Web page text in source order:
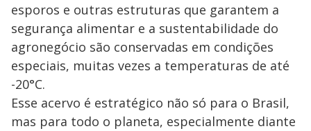
esporos e outras estruturas que garantem a
segurança alimentar e a sustentabilidade do
agronegócio são conservadas em condições
especiais, muitas vezes a temperaturas de até
-20°C.
Esse acervo é estratégico não só para o Brasil,
mas para todo o planeta, especialmente diante